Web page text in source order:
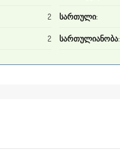
2
2
სართული:
სართულიანობა: